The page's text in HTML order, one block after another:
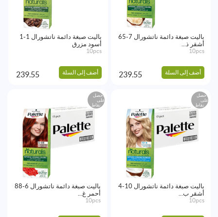
باليت صبغة دائمة ناتشورال 7-65
أشقر ذ...
10pcs
أضف إلى السلة 239.55
باليت صبغة دائمة ناتشورال 1-1
أسود مزرق
10pcs
أضف إلى السلة 239.55
احصل
على
نقاط
باليت صبغة دائمة ناتشورال 10-4
أشقر ب...
10pcs
احصل
على
نقاط
باليت صبغة دائمة ناتشورال 6-88
أحمر غ...
10pcs